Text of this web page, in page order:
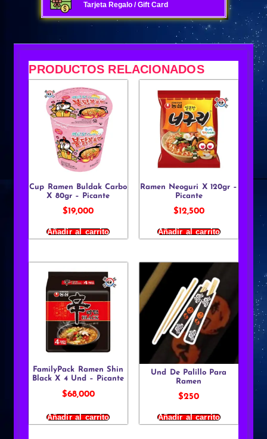
Tarjeta Regalo / Gift Card
PRODUCTOS RELACIONADOS
Cup Ramen Buldak Carbo
X 80gr – Picante
$19,000
Añadir al carrito
Ramen Neoguri X 120gr –
Picante
$12,500
Añadir al carrito
FamilyPack Ramen Shin
Black X 4 Und – Picante
$68,000
Añadir al carrito
Und De Palillo Para
Ramen
$250
Añadir al carrito